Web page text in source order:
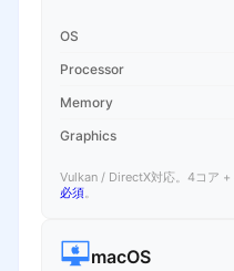
OS
Processor
Memory
Graphics
Vulkan / DirectX対応。4コア +
必須。
macOS